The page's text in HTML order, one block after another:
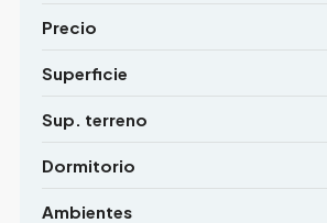
Precio
Superficie
Sup. terreno
Dormitorio
Ambientes